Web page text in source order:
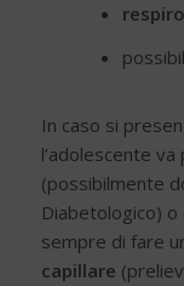
In caso si
l’adolescente
(possibilmente
Diabetologico) o
sempre di fare
capillare